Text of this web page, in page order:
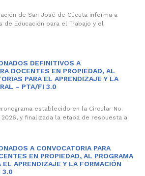
de San José de Cúcuta informa a
de Educación para el Trabajo y el
DEFINITIVOS A
DOCENTES EN PROPIEDAD, AL
PARA EL APRENDIZAJE Y LA
– PTA/FI 3.0
establecido en la Circular No.
y finalizada la etapa de respuesta a
A CONVOCATORIA PARA
EN PROPIEDAD, AL PROGRAMA
EL APRENDIZAJE Y LA FORMACIÓN
3.0